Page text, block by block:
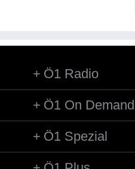
Ö1 Radio
Ö1 On Demand
Ö1 Spezial